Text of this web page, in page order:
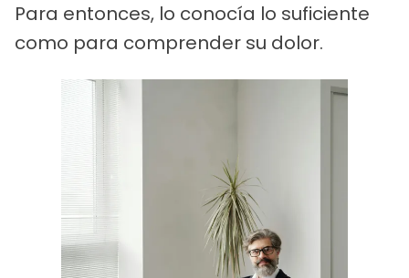
Para entonces, lo conocía lo suficiente
como para comprender su dolor.